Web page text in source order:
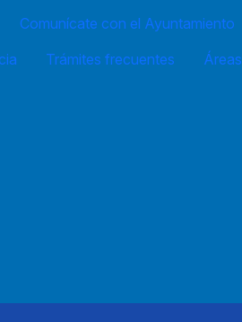
Comunícate con el Ayuntamiento
Trámites frecuentes Áreas